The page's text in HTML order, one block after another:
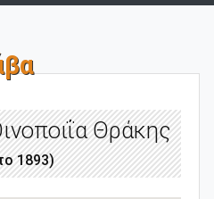
Θράκης
1893)